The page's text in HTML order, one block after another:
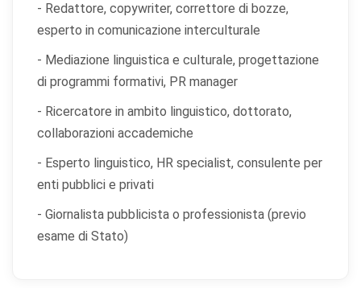
- Redattore, copywriter, correttore di bozze,
esperto in comunicazione interculturale
- Mediazione linguistica e culturale, progettazione
di programmi formativi, PR manager
- Ricercatore in ambito linguistico, dottorato,
collaborazioni accademiche
- Esperto linguistico, HR specialist, consulente per
enti pubblici e privati
- Giornalista pubblicista o professionista (previo
esame di Stato)